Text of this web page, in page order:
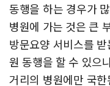
동행을 하는 경우가
병원에 가는 것은 큰
방문요양 서비스를
원 동행을 할 수 있으
거리의 병원에만 국